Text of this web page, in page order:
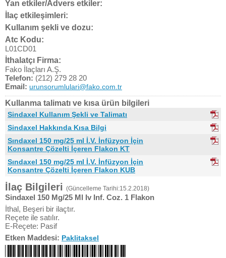
Yan etkiler/Advers etkiler:
İlaç etkileşimleri:
Kullanım şekli ve dozu:
Atc Kodu:
L01CD01
İthalatçı Firma:
Fako İlaçları A.Ş.
Telefon: (212) 279 28 20
Email: urunsorumlulari@fako.com.tr
Kullanma talimatı ve kısa ürün bilgileri
Sindaxel Kullanım Şekli ve Talimatı
Sindaxel Hakkında Kısa Bilgi
Sındaxel 150 mg/25 ml İ.V. İnfüzyon İçin
Konsantre Çözelti İçeren Flakon KT
Sındaxel 150 mg/25 ml İ.V. İnfüzyon İçin
Konsantre Çözelti İçeren Flakon KUB
İlaç Bilgileri (Güncelleme Tarihi:15.2.2018)
Sindaxel 150 Mg/25 Ml Iv Inf. Coz. 1 Flakon
İthal, Beşeri bir ilaçtır.
Reçete ile satılır.
E-Reçete: Pasif
Etken Maddesi: Paklitaksel